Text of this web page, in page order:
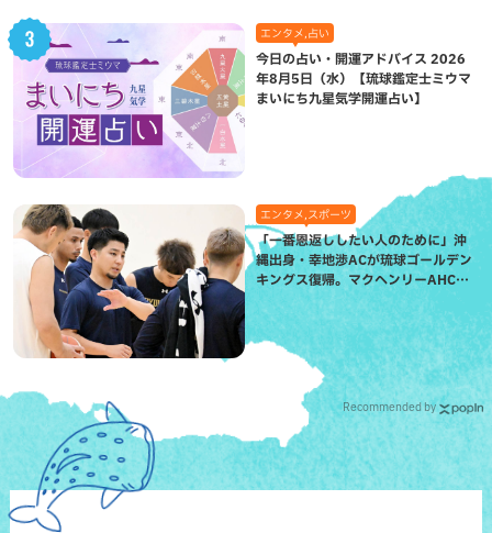
エンタメ,占い
今日の占い・開運アドバイス 2026
年8月5日（水）【琉球鑑定士ミウマ
まいにち九星気学開運占い】
エンタメ,スポーツ
「一番恩返ししたい人のために」沖
縄出身・幸地渉ACが琉球ゴールデン
キングス復帰。マクヘンリーAHCに
信頼を寄せる理由
Recommended by